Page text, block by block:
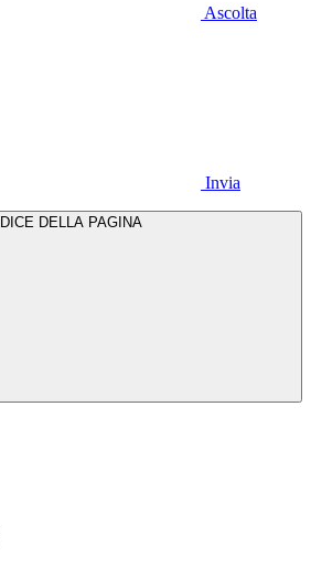
Ascolta
Invia